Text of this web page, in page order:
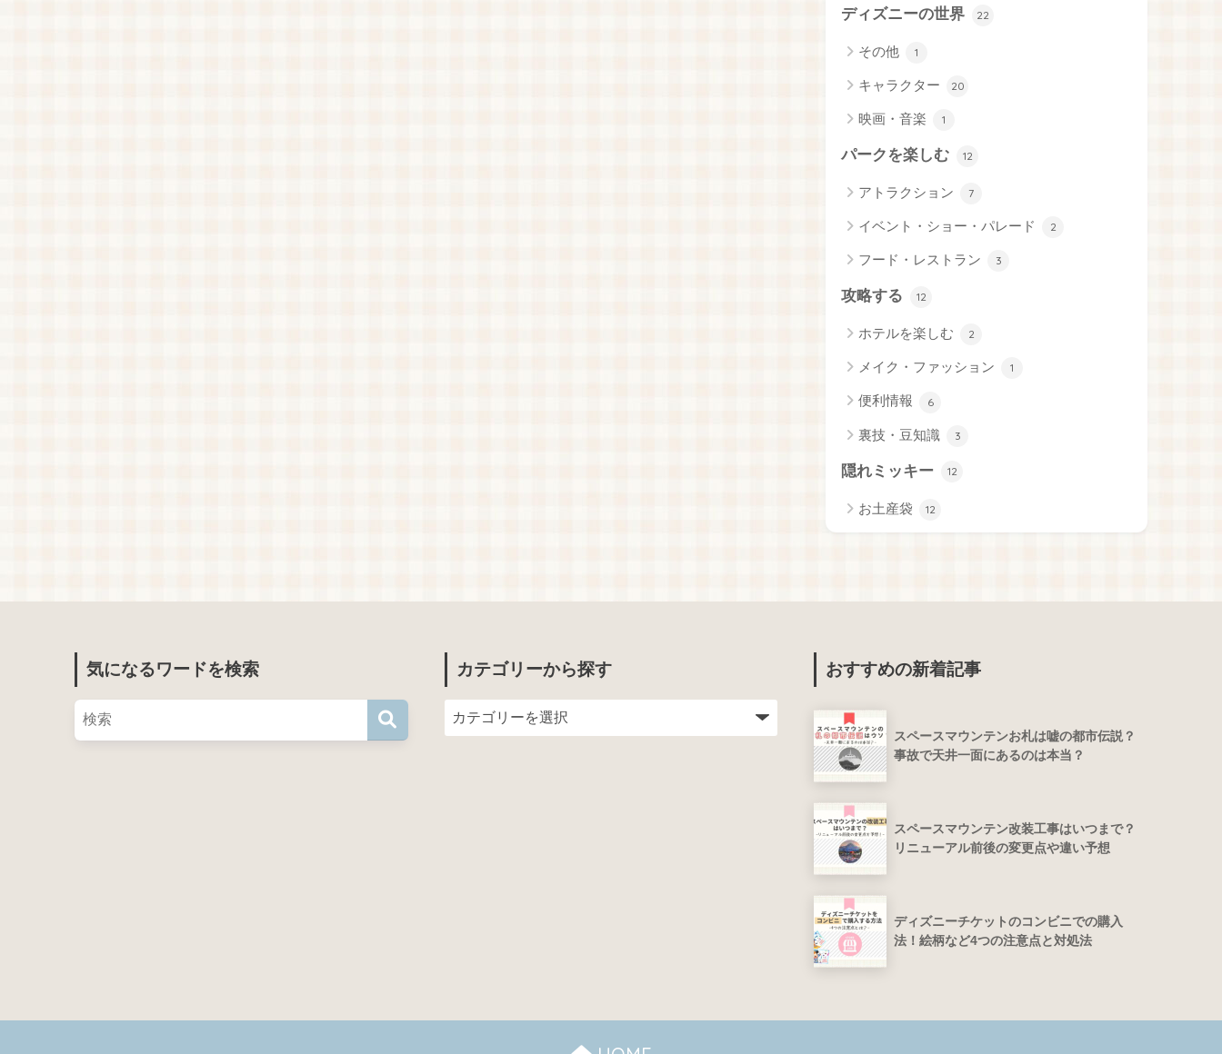
ディズニーの世界 22
その他 1
キャラクター 20
映画・音楽 1
パークを楽しむ 12
アトラクション 7
イベント・ショー・パレード 2
フード・レストラン 3
攻略する 12
ホテルを楽しむ 2
メイク・ファッション 1
便利情報 6
裏技・豆知識 3
隠れミッキー 12
お土産袋 12
気になるワードを検索 カテゴリーから探す おすすめの新着記事
スペースマウンテンお札は嘘の都市伝説？
事故で天井一面にあるのは本当？
スペースマウンテン改装工事はいつまで？
リニューアル前後の変更点や違い予想
ディズニーチケットのコンビニでの購入
法！絵柄など4つの注意点と対処法